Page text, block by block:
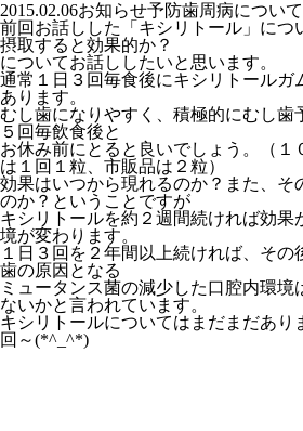
2015.02.06お知らせ予防歯周病について
前回お話しした「キシリトール」につ
摂取すると効果的か？
についてお話ししたいと思います。
通常１日３回毎食後にキシリトールガ
あります。
むし歯になりやすく、積極的にむし歯
５回毎飲食後と
お休み前にとると良いでしょう。（１
は１回１粒、市販品は２粒）
効果はいつから現れるのか？また、そ
のか？ということですが
キシリトールを約２週間続ければ効果
境が変わります。
１日３回を２年間以上続ければ、その
歯の原因となる
ミュータンス菌の減少した口腔内環境
ないかと言われています。
キシリトールについてはまだまだあり
回～(*^_^*)